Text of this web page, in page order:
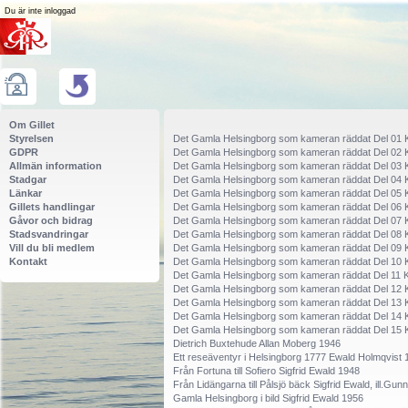
Du är inte inloggad
Om Gillet
Styrelsen
GDPR
Allmän information
Stadgar
Länkar
Gillets handlingar
Gåvor och bidrag
Stadsvandringar
Vill du bli medlem
Kontakt
Det Gamla Helsingborg som kameran räddat Del 01
Det Gamla Helsingborg som kameran räddat Del 02
Det Gamla Helsingborg som kameran räddat Del 03
Det Gamla Helsingborg som kameran räddat Del 04
Det Gamla Helsingborg som kameran räddat Del 05
Det Gamla Helsingborg som kameran räddat Del 06
Det Gamla Helsingborg som kameran räddat Del 07
Det Gamla Helsingborg som kameran räddat Del 08
Det Gamla Helsingborg som kameran räddat Del 09
Det Gamla Helsingborg som kameran räddat Del 10
Det Gamla Helsingborg som kameran räddat Del 11
Det Gamla Helsingborg som kameran räddat Del 12
Det Gamla Helsingborg som kameran räddat Del 13
Det Gamla Helsingborg som kameran räddat Del 14
Det Gamla Helsingborg som kameran räddat Del 15
Dietrich Buxtehude Allan Moberg 1946
Ett reseäventyr i Helsingborg 1777 Ewald Holmqvist
Från Fortuna till Sofiero Sigfrid Ewald 1948
Från Lidängarna till Pålsjö bäck Sigfrid Ewald,
Gamla Helsingborg i bild Sigfrid Ewald 1956